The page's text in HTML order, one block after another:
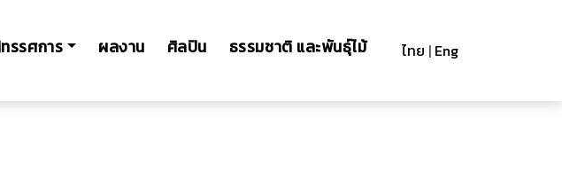
รรศการ ผลงาน ศิลปิน ธรรมชาติ และพันธุ์ไม้ ไทย | Eng